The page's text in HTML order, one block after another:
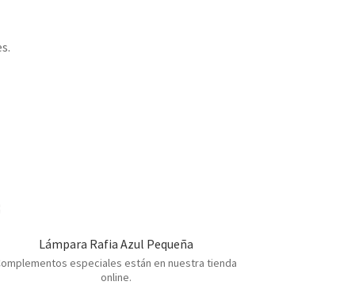
Lámpara Rafia Azul Pequeña
especiales están en nuestra tienda
online.